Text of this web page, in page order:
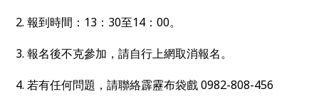
2. 報到時間：13：30至14：00。
3. 報名後不克參加，請自行上網取消報名。
4. 若有任何問題，請聯絡霹靂布袋戲 0982-808-456